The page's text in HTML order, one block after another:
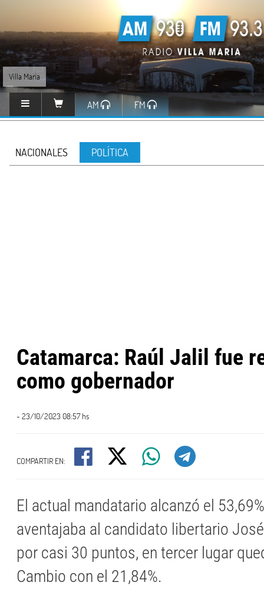
Villa María
AM FM
NACIONALES POLÍTICA
Catamarca: Raúl Jalil fue
como gobernador
- 23/10/2023 08:57 hs
COMPARTIR EN:
El actual mandatario alcanzó el
aventajaba al candidato libertario
por casi 30 puntos, en tercer lugar
Cambio con el 21,84%.